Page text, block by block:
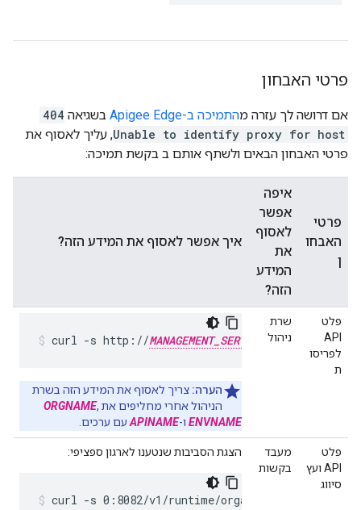
פרטי האבחון
אם דרושה לך עזרה מהתמיכה ב-Apigee Edge בשגיאה 404
Unable to identify proxy for host, עליך לאסוף את
פרטי האבחון הבאים ולשתף אותם ב בקשת תמיכה:
פרטי
האבחו
ן
איפה
אפשר
לאסוף
את
המידע
הזה?
איך אפשר לאסוף את המידע הזה?
פלט
API
לפריסו
ת
שרת
ניהול
curl -s http://MANAGEMENT_SERVER_HOST :8080/
הערה: צריך לאסוף את המידע הזה בשרת
הניהול אחרי מחליפים את ORGNAME,
ENVNAME ו-APINAME עם ערכים.
פלט
API ועץ
סיווג
מעבד
בקשות
הצגת הסביבות שנטענו לארגון ספציפי:
curl -s 0:8082/v1/runtime/organizations/